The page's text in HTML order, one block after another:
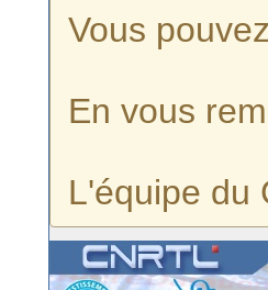
Vous
En vous
L'équipe du